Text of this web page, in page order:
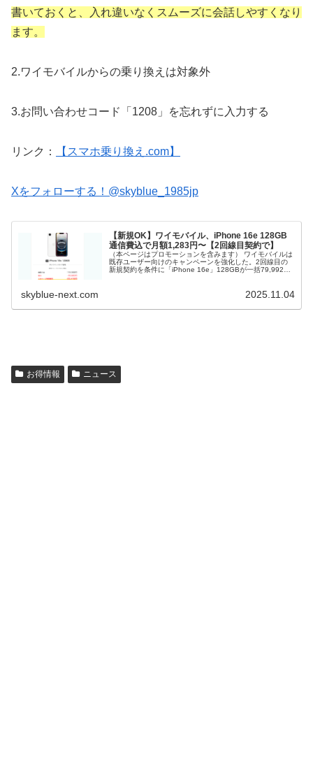
書いておくと、入れ違いなくスムーズに会話しやすくなり
ます。
2.ワイモバイルからの乗り換えは対象外
3.お問い合わせコード「1208」を忘れずに入力する
リンク： 【スマホ乗り換え.com】
Xをフォローする！@skyblue_1985jp
【新規OK】ワイモバイル、iPhone 16e 128GB
通信費込で月額1,283円〜【2回線目契約で】
（本ページはプロモーションを含みます） ワイモバイルは
既存ユーザー向けのキャンペーンを強化した。2回線目の
新規契約を条件に「iPhone 16e」128GBが一括79,992
skyblue-next.com 2025.11.04
お得情報 ニュース